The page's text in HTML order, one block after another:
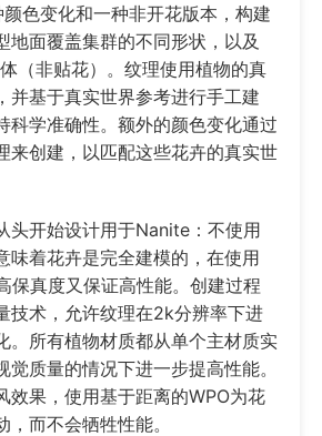
色变化和一种非开花版本，构建
地面覆盖集群的不同形状，以及
（非贴花）。纹理使用植物的真
并基于真实世界参考进行手工建
科学准确性。额外的颜色变化通过
来创建，以匹配这些花卉的真实世
头开始设计用于Nanite：不使用
味着花卉是完全建模的，在使用
保真度又保证高性能。创建过程
技术，允许纹理在2k分辨率下进
。所有植物材质都从单个主材质实
觉质量的情况下进一步提高性能。
效果，使用基于距离的WPO为花
而不会牺牲性能。